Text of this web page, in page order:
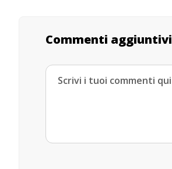
Commenti aggiuntivi